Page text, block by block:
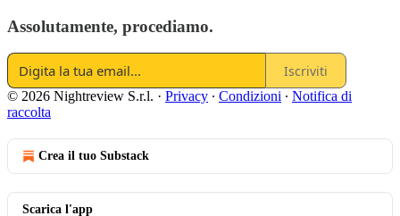
Assolutamente, procediamo.
Iscriviti
© 2026 Nightreview S.r.l. · Privacy ∙ Condizioni ∙ Notifica di
raccolta
Crea il tuo Substack
Scarica l'app